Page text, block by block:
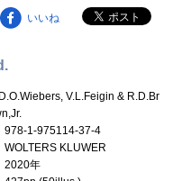
いいね
D.O.Wiebers, V.L.Feigin & R.D.Br
978-1-975114-37-4
WOLTERS KLUWER
2020年